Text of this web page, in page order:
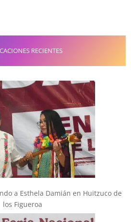
RECIENTES
a Esthela Damián en Huitzuco de
los Figueroa